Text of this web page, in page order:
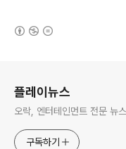
플레이뉴스
오락, 엔터테인먼트 전문 뉴
구독하기